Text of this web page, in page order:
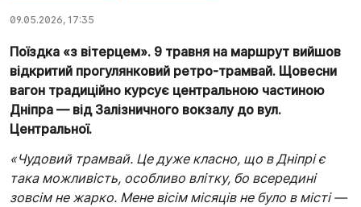
09.05.2026, 17:35
Поїздка «з вітерцем». 9 травня на маршрут вийшов
відкритий прогулянковий ретро-трамвай. Щовесни
вагон традиційно курсує центральною частиною
Дніпра — від Залізничного вокзалу до вул.
Центральної.
«Чудовий трамвай. Це дуже класно, що в Дніпрі є
така можливість, особливо влітку, бо всередині
зовсім не жарко. Мене вісім місяців не було в місті —